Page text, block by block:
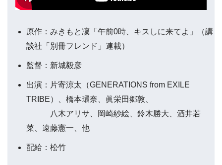
原作：みきもと凜「午前0時、キスしに来てよ」（講
談社「別冊フレンド」連載）
監督：新城毅彦
出演：片寄涼太（GENERATIONS from EXILE
TRIBE）、橋本環奈、眞栄田郷敦、
八木アリサ、岡崎紗絵、鈴木勝大、酒井若
菜、遠藤憲一、他
配給：松竹